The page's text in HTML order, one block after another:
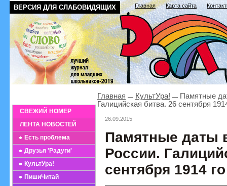
ВЕРСИЯ ДЛЯ СЛАБОВИДЯЩИХ Главная Карта сайта
СВЕЖИЙ НОМЕР
ЛЕНТА НОВОСТЕЙ
Есть проблема
Друзья 'Радуги'
КультУра!
ПишиЧитай
Главная КультУра!
Памятные
Галицийская битва. 26 сентября
26.09.2015
Памятные даты
России.
сентября 1914 го